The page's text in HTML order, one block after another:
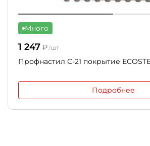
Много
1 247 ₽/шт
Профнастил С-21 покрытие
Подробнее